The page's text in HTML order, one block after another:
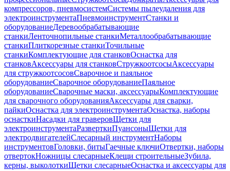
компрессоров, пневмосистемСистемы пылеудаления для
электроинструментаПневмоинструментСтанки и
оборудованиеДеревообрабатывающие
станкиЛенточнопильные станкиМеталлообрабатывающие
станкиПлиткорезные станкиТочильные
станкиКомплектующие для станковОснастка для
станковАксессуары для станковСтружкоотсосыАксессуары
для стружкоотсосовСварочное и паяльное
оборудованиеСварочное оборудованиеПаяльное
оборудованиеСварочные маски, аксессуарыКомплектующие
для сварочного оборудованияАксессуары для сварки,
пайкиОснастка для электроинструментаОснастка, наборы
оснасткиНасадки для граверовЩетки для
электроинструментаРазверткиПуансоныЩетки для
электродвигателейСлесарный инструментНаборы
инструментовГоловки, битыГаечные ключиОтвертки, наборы
отвертокНожницы слесарныеКлещи строительныеЗубила,
керны, выколоткиЩетки слесарныеОснастка и аксессуары для